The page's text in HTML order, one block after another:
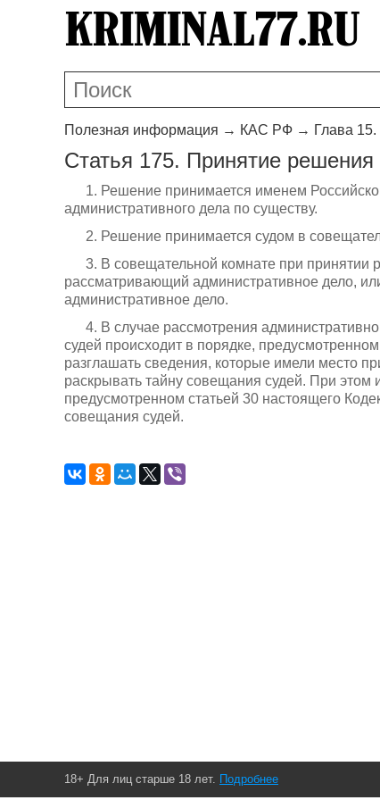
Полезная информация → КАС РФ → Глава
Статья 175. Принятие решения
1. Решение принимается именем
административного дела по существу.
2. Решение принимается судом в
3. В совещательной комнате при принятии
рассматривающий административное дело,
административное дело.
4. В случае рассмотрения
судей происходит в порядке,
разглашать сведения, которые имели место
раскрывать тайну совещания судей. При этом
предусмотренном статьей 30 настоящего
совещания судей.
18+ Для лиц старше 18 лет. Подробнее